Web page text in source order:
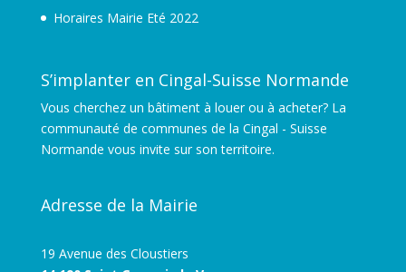
Horaires Mairie Eté 2022
S’implanter en Cingal-Suisse Normande
Vous cherchez un bâtiment à louer ou à acheter? La
communauté de communes de la Cingal - Suisse
Normande vous invite sur son territoire.
Adresse de la Mairie
19 Avenue des Cloustiers